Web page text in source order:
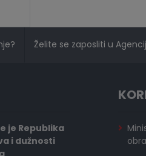
Želite se zaposliti u
je Republika
i dužnosti